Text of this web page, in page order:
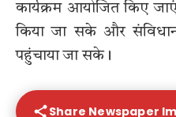
कार्यक्रम आयोजित किए
किया जा सके और
पहुंचाया जा सके।
Share Newspaper